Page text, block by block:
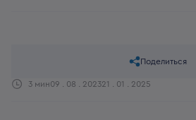
3 мин09 . 08 . 202321 . 01 . 2025
Поделиться